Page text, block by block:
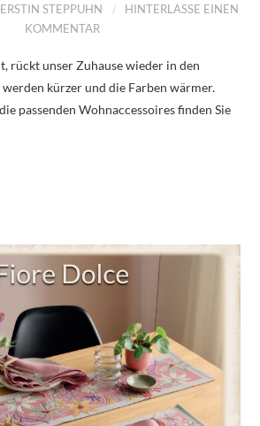
STEPPUHN
HINTERLASSE EINEN
KOMMENTAR
rückt unser Zuhause wieder in den
kürzer und die Farben wärmer.
passenden Wohnaccessoires finden Sie